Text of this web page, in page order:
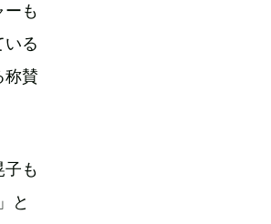
ーも
いる
称賛
子も
と